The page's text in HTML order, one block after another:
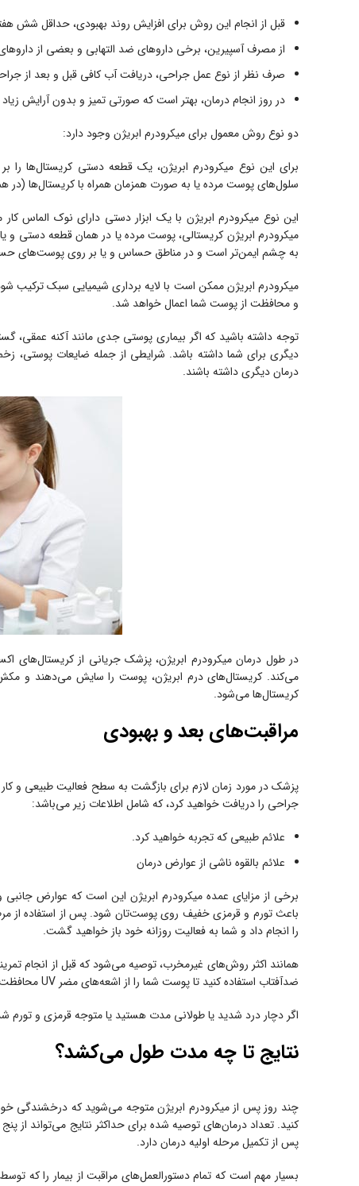
قبل از انجام این روش برای افزایش روند بهبودی، حداقل شش
از مصرف آسپیرین، برخی داروهای ضد التهابی و بعضی از
صرف نظر از نوع عمل جراحی، دریافت آب کافی قبل و بعد از
در روز انجام درمان، بهتر است که صورتی تمیز و بدون آرایش
دو نوع روش معمول برای میکرودرم ابریژن وجود دارد:
برای این نوع میکرودرم ابریژن، یک قطعه دستی
سلول‌های پوست مرده یا به صورت همزمان همراه با کریستال‌ها (در
این نوع میکرودرم ابریژن با یک ابزار دستی دارای نوک الماس
میکرودرم ابریژن کریستالی، پوست مرده یا در همان قطعه دستی و
به چشم ایمن‌تر است و در مناطق حساس و یا بر روی پوست‌های
و محافظت از پوست شما اعمال خواهد شد.
توجه داشته باشید که اگر بیماری پوستی جدی مانند آکنه عمقی،
دیگری برای شما داشته باشد. شرایطی از جمله ضایعات پوستی،
درمان دیگری داشته باشند.
در طول درمان میکرودرم ابریژن، پزشک جریانی از کریستال‌های
می‌کند. کریستال‌های درم ابریژن، پوست را سایش می‌دهند و
کریستال‌ها می‌شود.
مراقبت‌های بعد و بهبودی
پزشک در مورد زمان لازم برای بازگشت به سطح فعالیت طبیعی و
جراحی را دریافت خواهید کرد، که شامل اطلاعات زیر می‌باشد:
علائم طبیعی که تجربه خواهید کرد.
علائم بالقوه ناشی از عوارض درمان
برخی از مزایای عمده میکرودرم ابریژن این است که عوارض
را انجام داد و شما به فعالیت روزانه خود باز خواهید گشت.
همانند اکثر روش‌های غیرمخرب، توصیه می‌شود که قبل از انجام
ضدآفتاب استفاده کنید تا پوست شما را از اشعه‌های مضر UV محافظت کند.
اگر دچار درد شدید یا طولانی مدت هستید یا متوجه قرمزی و تورم
نتایج تا چه مدت طول می‌کشد؟
چند روز پس از میکرودرم ابریژن متوجه می‌شوید که درخشندگی
کنید. تعداد درمان‌های توصیه شده برای حداکثر نتایج می‌تواند از
پس از تکمیل مرحله اولیه درمان دارد.
بسیار مهم است که تمام دستورالعمل‌های مراقبت از بیمار را که